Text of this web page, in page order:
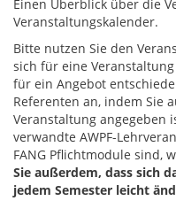
Einen Überblick über die
Veranstaltungskalender.
Bitte nutzen Sie den
sich für eine
für ein Angebot
Referenten an, indem Sie
Veranstaltung angegeben
verwandte AWPF-
FANG Pflichtmodule sind,
Sie außerdem, dass sich
jedem Semester leicht